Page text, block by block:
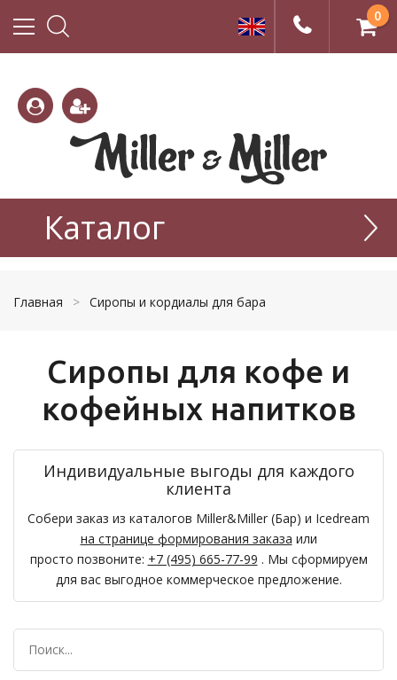
333-
(495)
0
Каталог
Главная > Сиропы и кордиалы для бара
Сиропы для кофе и
кофейных напитков
Индивидуальные выгоды для каждого
клиента
Собери заказ из каталогов Miller&Miller (Бар) и Icedream
на странице формирования заказа или
просто позвоните: +7 (495) 665-77-99 . Мы сформируем
для вас выгодное коммерческое предложение.